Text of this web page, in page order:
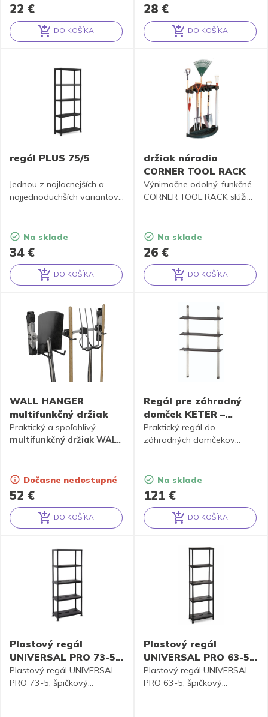
22 €
DO KOŠÍKA
28 €
DO KOŠÍKA
regál PLUS 75/5
34 €
Jednou z najlacnejších a
najjednoduchších variantov
regál PLUS 75/5 vás poteší
celkovú nosnosťou až 125
kg, jednoduchou montážou
bez potreby náradia aj
spojovacím systémom. -
25 kg- jednoduchá montáž
bez potreby náradie- regály
sa medzi sebou dajú spájať
v pevný regálový systém-
balenie obsahuje aj
súčiastky pre primontovanie
k mu- zvýšenej nohy
umožňujú zametanie
podlahy pod regálem-
vhodný do domácnosti,
garáží, skladov a pod.
Na sklade
DO KOŠÍKA
držiak náradia
CORNER TOOL RACK
26 €
Výnimočne odolný, funkčné
CORNER TOOL RACK slúži
vybavený háčiky a
špeciálnym držadlom pre
upevnenie príslušenstva, ako
sú lopaty, hrable atď.
Montáž je jednoduchá a
životnosť výrobku.
Na sklade
DO KOŠÍKA
WALL HANGER
multifunkčný držiak
52 €
Praktický a spoľahlivý
multifunkčný držiak WALL
záhradných nadšencov.
Dočasne nedostupné
DO KOŠÍKA
Regál pre záhradný
domček KETER –
Shelving Kit 100
121 €
Praktický regál do
záhradných domčekov
Na sklade
DO KOŠÍKA
Plastový regál
UNIVERSAL PRO 73-5,
čierna
Plastový regál UNIVERSAL
PRO 73-5, špičkový
Plastový regál
UNIVERSAL PRO 63-5,
čierna
Plastový regál UNIVERSAL
PRO 63-5, špičkový